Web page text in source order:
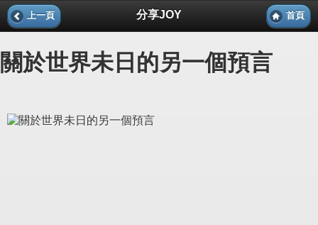
上一頁 分享JOY 首頁
關於世界未日的另一個預言